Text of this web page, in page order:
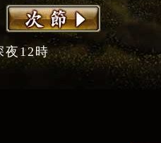
夜12時